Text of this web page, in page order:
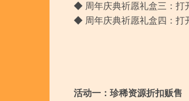
◆ 周年庆典祈愿礼盒三 ：打
◆ 周年庆典祈愿礼盒四 ：打
活动一：珍稀资源折扣贩售